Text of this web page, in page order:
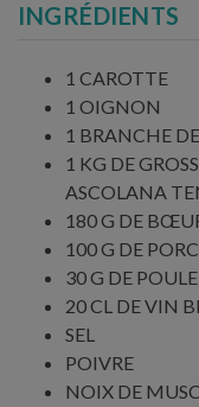
INGRÉDIENTS
1 CAROTTE
1 OIGNON
1 BRANCHE
1 KG DE
ASCOLANA
180 G DE
100 G DE
30 G DE
20 CL DE VIN
SEL
POIVRE
NOIX DE